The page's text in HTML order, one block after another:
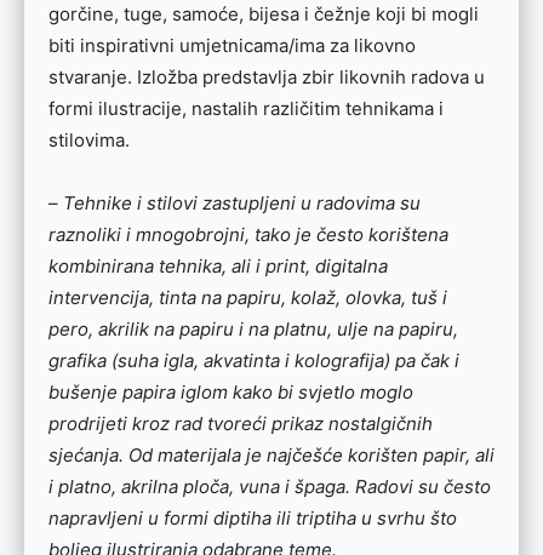
gorčine, tuge, samoće, bijesa i čežnje koji bi mogli
biti inspirativni umjetnicama/ima za likovno
stvaranje. Izložba predstavlja zbir likovnih radova u
formi ilustracije, nastalih različitim tehnikama i
stilovima.
– Tehnike i stilovi zastupljeni u radovima su
raznoliki i mnogobrojni, tako je često korištena
kombinirana tehnika, ali i print, digitalna
intervencija, tinta na papiru, kolaž, olovka, tuš i
pero, akrilik na papiru i na platnu, ulje na papiru,
grafika (suha igla, akvatinta i kolografija) pa čak i
bušenje papira iglom kako bi svjetlo moglo
prodrijeti kroz rad tvoreći prikaz nostalgičnih
sjećanja. Od materijala je najčešće korišten papir, ali
i platno, akrilna ploča, vuna i špaga. Radovi su često
napravljeni u formi diptiha ili triptiha u svrhu što
boljeg ilustriranja odabrane teme.